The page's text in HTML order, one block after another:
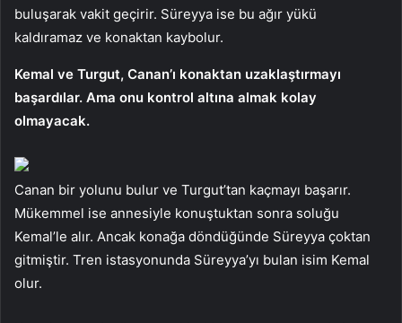
buluşarak vakit geçirir. Süreyya ise bu ağır yükü
kaldıramaz ve konaktan kaybolur.
Kemal ve Turgut, Canan’ı konaktan uzaklaştırmayı
başardılar. Ama onu kontrol altına almak kolay
olmayacak.
Canan bir yolunu bulur ve Turgut’tan kaçmayı başarır.
Mükemmel ise annesiyle konuştuktan sonra soluğu
Kemal’le alır. Ancak konağa döndüğünde Süreyya çoktan
gitmiştir. Tren istasyonunda Süreyya’yı bulan isim Kemal
olur.